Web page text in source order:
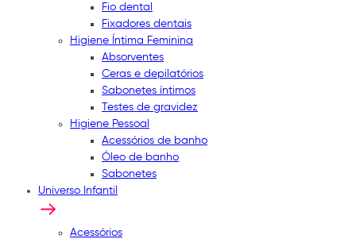
Fio dental
Fixadores dentais
Higiene Íntima Feminina
Absorventes
Ceras e depilatórios
Sabonetes íntimos
Testes de gravidez
Higiene Pessoal
Acessórios de banho
Óleo de banho
Sabonetes
Universo Infantil
Acessórios